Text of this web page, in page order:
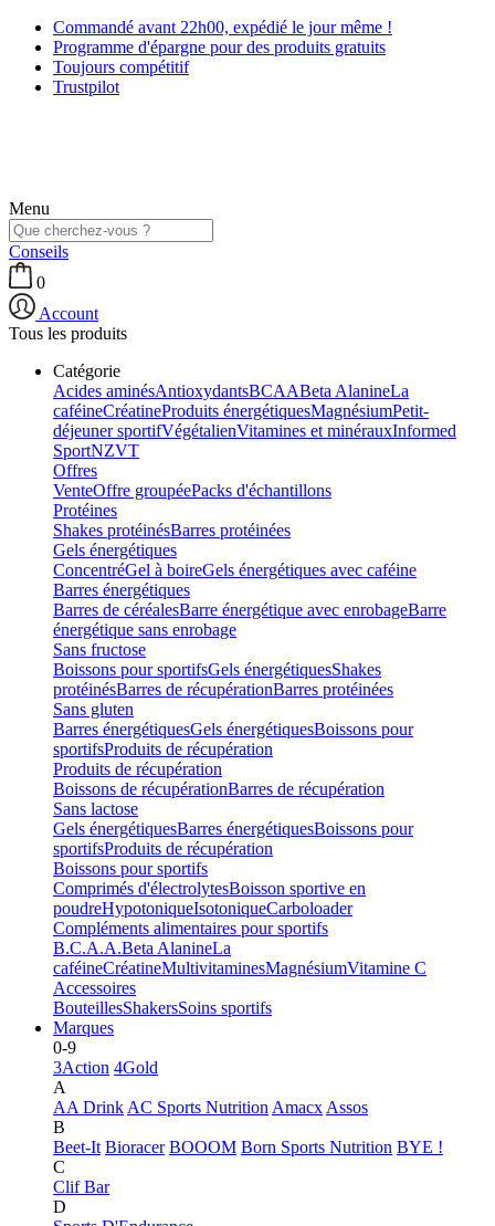
Commandé avant 22h00, expédié le jour même !
Programme d'épargne pour des produits gratuits
Toujours compétitif
Trustpilot
Menu
Conseils
0
Account
Tous les produits
Catégorie
Acides aminésAntioxydantsBCAABeta AlanineLa
caféineCréatineProduits énergétiquesMagnésiumPetit-
déjeuner sportifVégétalienVitamines et minérauxInformed
SportNZVT
Offres
VenteOffre groupéePacks d'échantillons
Protéines
Shakes protéinésBarres protéinées
Gels énergétiques
ConcentréGel à boireGels énergétiques avec caféine
Barres énergétiques
Barres de céréalesBarre énergétique avec enrobageBarre
énergétique sans enrobage
Sans fructose
Boissons pour sportifsGels énergétiquesShakes
protéinésBarres de récupérationBarres protéinées
Sans gluten
Barres énergétiquesGels énergétiquesBoissons pour
sportifsProduits de récupération
Produits de récupération
Boissons de récupérationBarres de récupération
Sans lactose
Gels énergétiquesBarres énergétiquesBoissons pour
sportifsProduits de récupération
Boissons pour sportifs
Comprimés d'électrolytesBoisson sportive en
poudreHypotoniqueIsotoniqueCarboloader
Compléments alimentaires pour sportifs
B.C.A.A.Beta AlanineLa
caféineCréatineMultivitaminesMagnésiumVitamine C
Accessoires
BouteillesShakersSoins sportifs
Marques
0-9
3Action 4Gold
A
AA Drink AC Sports Nutrition Amacx Assos
B
Beet-It Bioracer BOOOM Born Sports Nutrition BYE !
C
Clif Bar
D